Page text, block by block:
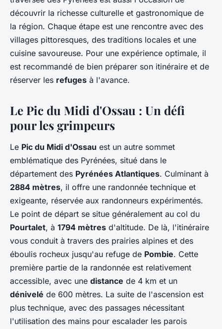
découvrir la richesse culturelle et gastronomique de
la région. Chaque étape est une rencontre avec des
villages pittoresques, des traditions locales et une
cuisine savoureuse. Pour une expérience optimale, il
est recommandé de bien préparer son itinéraire et de
réserver les refuges à l'avance.
Le Pic du Midi d'Ossau : Un défi
pour les grimpeurs
Le Pic du Midi d'Ossau est un autre sommet
emblématique des Pyrénées, situé dans le
département des Pyrénées Atlantiques. Culminant à
2884 mètres, il offre une randonnée technique et
exigeante, réservée aux randonneurs expérimentés.
Le point de départ se situe généralement au col du
Pourtalet, à 1794 mètres d'altitude. De là, l'itinéraire
vous conduit à travers des prairies alpines et des
éboulis rocheux jusqu'au refuge de Pombie. Cette
première partie de la randonnée est relativement
accessible, avec une distance de 4 km et un
dénivelé de 600 mètres. La suite de l'ascension est
plus technique, avec des passages nécessitant
l'utilisation des mains pour escalader les parois